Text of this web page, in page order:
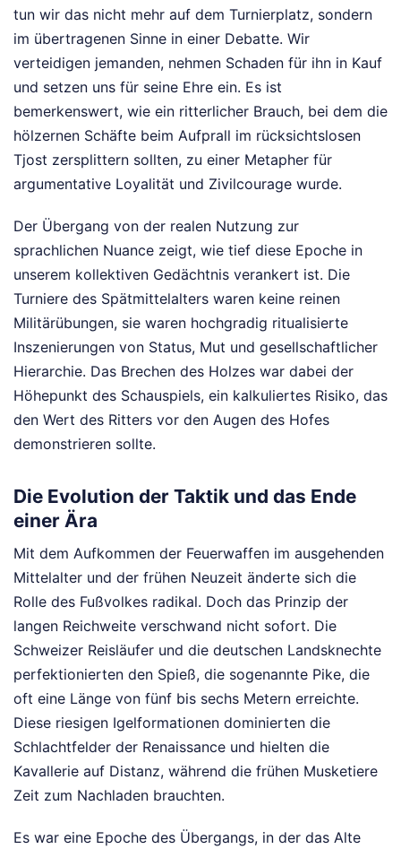
tun wir das nicht mehr auf dem Turnierplatz, sondern
im übertragenen Sinne in einer Debatte. Wir
verteidigen jemanden, nehmen Schaden für ihn in Kauf
und setzen uns für seine Ehre ein. Es ist
bemerkenswert, wie ein ritterlicher Brauch, bei dem die
hölzernen Schäfte beim Aufprall im rücksichtslosen
Tjost zersplittern sollten, zu einer Metapher für
argumentative Loyalität und Zivilcourage wurde.
Der Übergang von der realen Nutzung zur
sprachlichen Nuance zeigt, wie tief diese Epoche in
unserem kollektiven Gedächtnis verankert ist. Die
Turniere des Spätmittelalters waren keine reinen
Militärübungen, sie waren hochgradig ritualisierte
Inszenierungen von Status, Mut und gesellschaftlicher
Hierarchie. Das Brechen des Holzes war dabei der
Höhepunkt des Schauspiels, ein kalkuliertes Risiko, das
den Wert des Ritters vor den Augen des Hofes
demonstrieren sollte.
Die Evolution der Taktik und das Ende
einer Ära
Mit dem Aufkommen der Feuerwaffen im ausgehenden
Mittelalter und der frühen Neuzeit änderte sich die
Rolle des Fußvolkes radikal. Doch das Prinzip der
langen Reichweite verschwand nicht sofort. Die
Schweizer Reisläufer und die deutschen Landsknechte
perfektionierten den Spieß, die sogenannte Pike, die
oft eine Länge von fünf bis sechs Metern erreichte.
Diese riesigen Igelformationen dominierten die
Schlachtfelder der Renaissance und hielten die
Kavallerie auf Distanz, während die frühen Musketiere
Zeit zum Nachladen brauchten.
Es war eine Epoche des Übergangs, in der das Alte